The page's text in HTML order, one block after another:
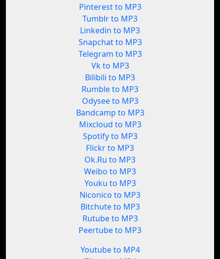
Pinterest to MP3
Tumblr to MP3
Linkedin to MP3
Snapchat to MP3
Telegram to MP3
Vk to MP3
Bilibili to MP3
Rumble to MP3
Odysee to MP3
Bandcamp to MP3
Mixcloud to MP3
Spotify to MP3
Flickr to MP3
Ok.Ru to MP3
Weibo to MP3
Youku to MP3
Niconico to MP3
Bitchute to MP3
Rutube to MP3
Peertube to MP3
Youtube to MP4